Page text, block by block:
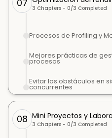
07 3 Chapters - 0/3 Completed
Procesos de Profiling y
Mejores prácticas de
procesos
Evitar los obstáculos en
concurrentes
08 Mini Proyectos y
3 Chapters - 0/3 Completed